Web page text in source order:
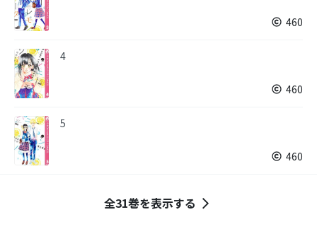
460
4
460
5
460
全31巻を表示する